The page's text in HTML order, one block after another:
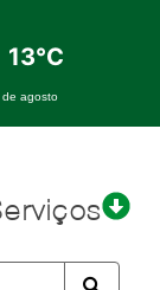
13°C
agosto